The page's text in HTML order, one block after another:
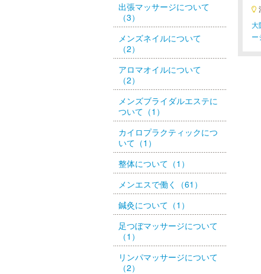
出張マッサージについて
（3）
メンズネイルについて
（2）
アロマオイルについて
（2）
メンズブライダルエステに
ついて（1）
カイロプラクティックにつ
いて（1）
整体について（1）
メンエスで働く（61）
鍼灸について（1）
足つぼマッサージについて
（1）
リンパマッサージについて
（2）
大
ー